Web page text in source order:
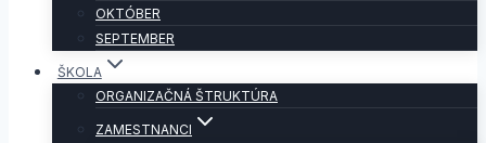
OKTÓBER
SEPTEMBER
ŠKOLA
ORGANIZAČNÁ ŠTRUKTÚRA
ZAMESTNANCI